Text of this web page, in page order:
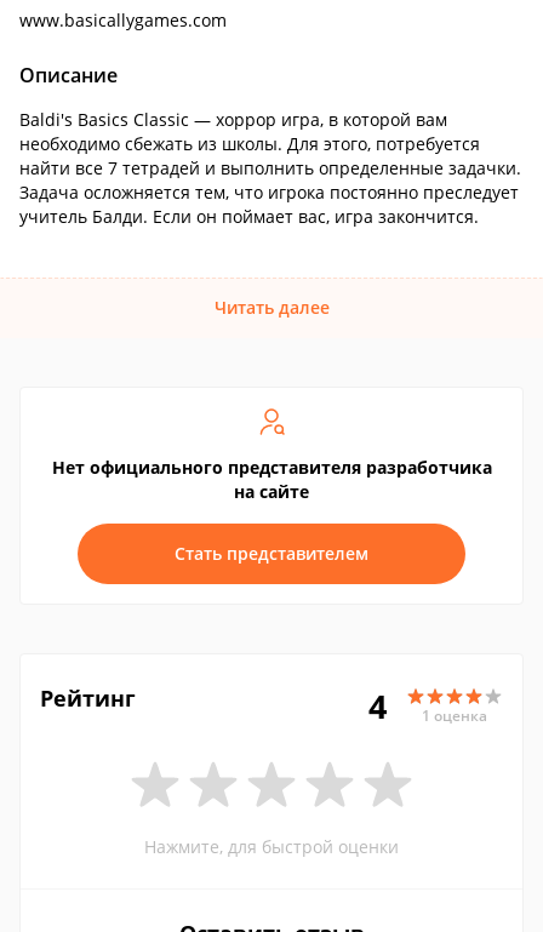
www.basicallygames.com
Описание
Baldi's Basics Classic — хоррор игра, в которой вам
необходимо сбежать из школы. Для этого, потребуется
найти все 7 тетрадей и выполнить определенные задачки.
Задача осложняется тем, что игрока постоянно преследует
учитель Балди. Если он поймает вас, игра закончится.
Читать далее
Нет официального представителя разработчика
на сайте
Стать представителем
Рейтинг 4 1 оценка
Нажмите, для быстрой оценки